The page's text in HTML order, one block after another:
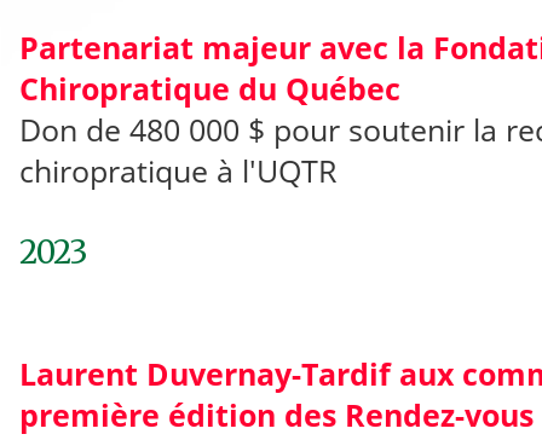
Partenariat majeur avec la
Chiropratique du Québec
Don de 480 000 $ pour soutenir la
chiropratique à l'UQTR
2023
Laurent Duvernay-Tardif aux
première édition des Rendez-